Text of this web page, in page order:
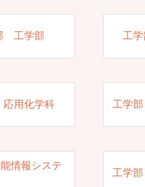
工学部 工
用化学科 工学
情報システ
工学